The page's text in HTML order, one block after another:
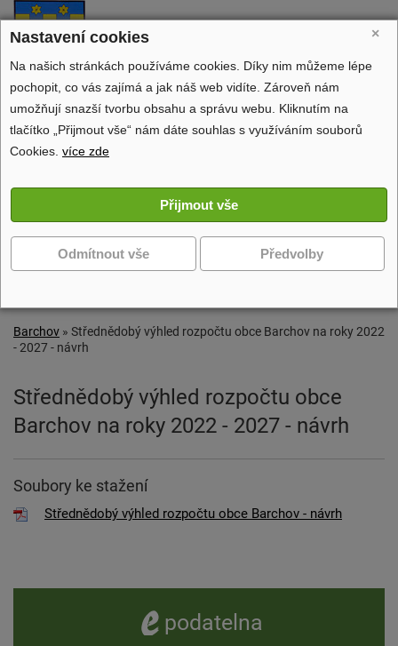
Barchov
oficiální stránky obce
Obecní úřad
Volný čas
Zobrazit další navigaci
Barchov » Střednědobý výhled rozpočtu obce Barchov na roky 2022
- 2027 - návrh
Střednědobý výhled rozpočtu obce
Barchov na roky 2022 - 2027 - návrh
Soubory ke stažení
Střednědobý výhled rozpočtu obce Barchov - návrh
e -podatelna
×
Nastavení cookies
Na našich stránkách používáme cookies. Díky nim můžeme lépe
pochopit, co vás zajímá a jak náš web vidíte. Zároveň nám
umožňují snazší tvorbu obsahu a správu webu. Kliknutím na
tlačítko „Přijmout vše“ nám dáte souhlas s využíváním souborů
Cookies. více zde